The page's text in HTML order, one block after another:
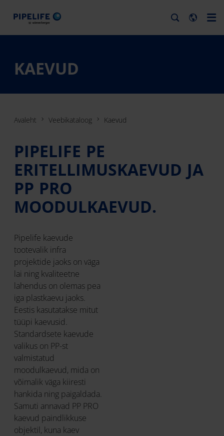
KAEVUD
Avaleht Veebikataloog Kaevud
PIPELIFE PE
ERITELLIMUSKAEVUD JA
PP PRO
MOODULKAEVUD.
Pipelife kaevude
tootevalik infra
projektide jaoks on väga
lai ning kvaliteetne
lahendus on olemas pea
iga plastkaevu jaoks.
Eestis kasutatakse mitut
tüüpi kaevusid.
Standardsete kaevude
valikus on PP-st
valmistatud
moodulkaevud, mida on
võimalik väga kiiresti
hankida ning paigaldada.
Samuti annavad PP PRO
kaevud paindlikkuse
objektil, kuna kaev